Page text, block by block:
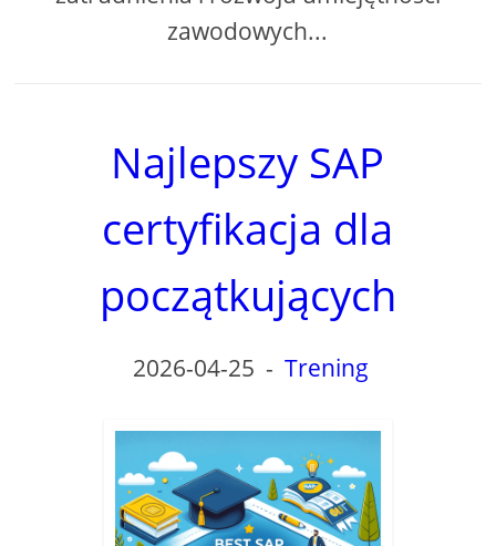
zawodowych...
Najlepszy SAP
certyfikacja dla
początkujących
2026-04-25 - Trening